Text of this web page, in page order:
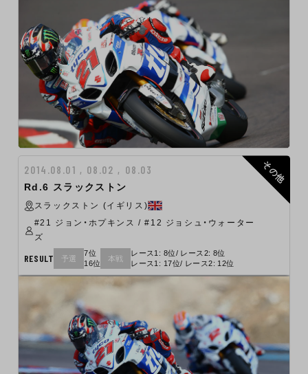
2014.08.01 , 08.02 , 08.03
Rd.6 スラックストン
スラックストン (イギリス)
#21 ジョン・ホプキンス / #12 ジョシュ・ウォーター
ズ
RESULT 予選
7位
16位
本戦
レース1: 8位/ レース2: 8位
レース1: 17位/ レース2: 12位
その他